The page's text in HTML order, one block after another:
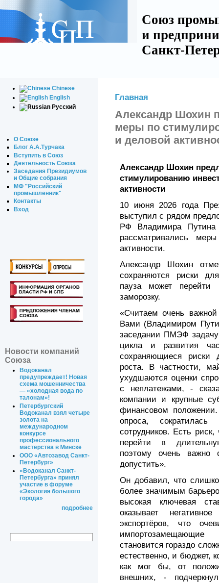
Союз
и
Санкт-
Chinese
English
Русский
О Союзе
Блог А.А.Турчака
Вступить в Союз
Деятельность Союза
Заседания Президиумов
и Общие собрания
МФ "Российский
промышленник"
Контакты
Вход
Новости компаний
Союза
Водоканал
предупреждает! Новая
схема мошенничества
— «холодная вода по
талонам»!
Петербургский
Водоканал взял четыре
золота на
международном
конкурсе
профессионального
мастерства в Минске
ООО «Автозавод Санкт-
Петербург»
«Водоканал Санкт-
Петербурга» принял
участие в форуме
«Экология большого
города»
подробнее
Главная
Александр Шохин
меры по
и деловой
Александр Шохин
стимулированию
активности
10 июня 2026 года
выступил с рядом
РФ Владимира Путина
рассматривались
активности.
Александр Шохин
сохраняются риски
пауза может перейти
заморозку.
«Считаем очень
Вами (Владимиром
заседании ПМЭФ задачу
цикла и развития
сохраняющиеся риски
роста. В частности,
ухудшаются оценки
с неплатежами, -
компании и крупные
финансовом
опроса,
сотрудников. Есть
перейти в
поэтому очень важно
допустить».
Он добавил, что
более значимым
высокая ключевая
оказывает
экспортёров, что
становится гораздо
естественно, и бюджет,
как мог бы, от
внешних, -